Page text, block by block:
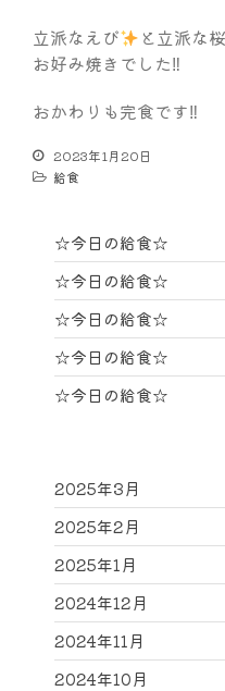
立派なえび と立派な
お好み焼きでした‼
おかわりも完食です‼
2023年1月20日
給食
☆今日の給食☆
☆今日の給食☆
☆今日の給食☆
☆今日の給食☆
☆今日の給食☆
2025年3月
2025年2月
2025年1月
2024年12月
2024年11月
2024年10月